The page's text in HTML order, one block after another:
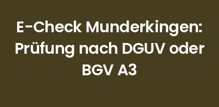
E-Check Munderkingen:
Prüfung nach DGUV oder
BGV A3